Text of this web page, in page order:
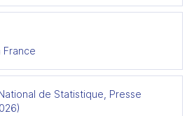
France
de Statistique, Presse